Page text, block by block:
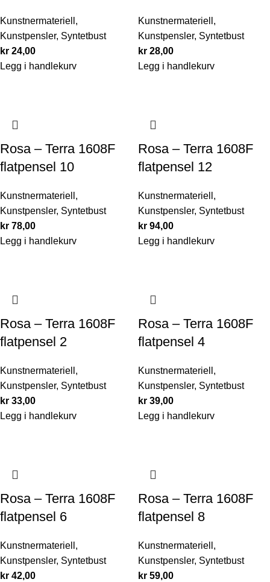
Kunstnermateriell ,
Kunstpensler, Syntetbust
kr 24,00
Legg i handlekurv
Kunstnermateriell ,
Kunstpensler, Syntetbust
kr 28,00
Legg i handlekurv
Rosa – Terra 1608F
flatpensel 10
Kunstnermateriell ,
Kunstpensler, Syntetbust
kr 78,00
Legg i handlekurv
Rosa – Terra 1608F
flatpensel 12
Kunstnermateriell ,
Kunstpensler, Syntetbust
kr 94,00
Legg i handlekurv
Rosa – Terra 1608F
flatpensel 2
Kunstnermateriell ,
Kunstpensler, Syntetbust
kr 33,00
Legg i handlekurv
Rosa – Terra 1608F
flatpensel 4
Kunstnermateriell ,
Kunstpensler, Syntetbust
kr 39,00
Legg i handlekurv
Rosa – Terra 1608F
flatpensel 6
Kunstnermateriell ,
Kunstpensler, Syntetbust
kr 42,00
Rosa – Terra 1608F
flatpensel 8
Kunstnermateriell ,
Kunstpensler, Syntetbust
kr 59,00